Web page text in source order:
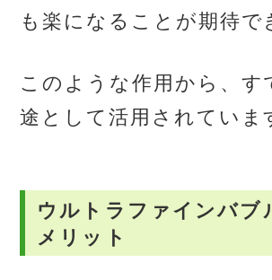
も楽になることが期待で
このような作用から、す
途として活用されていま
ウルトラファインバブ
メリット